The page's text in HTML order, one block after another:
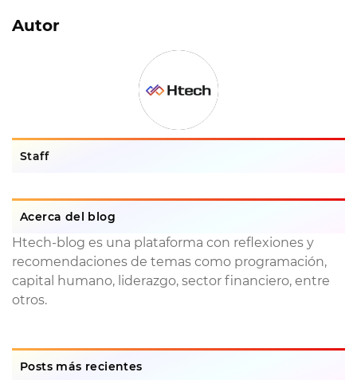
Autor
Staff
Acerca del blog
Htech-blog es una plataforma con reflexiones y
recomendaciones de temas como programación,
capital humano, liderazgo, sector financiero, entre
otros.
Posts más recientes